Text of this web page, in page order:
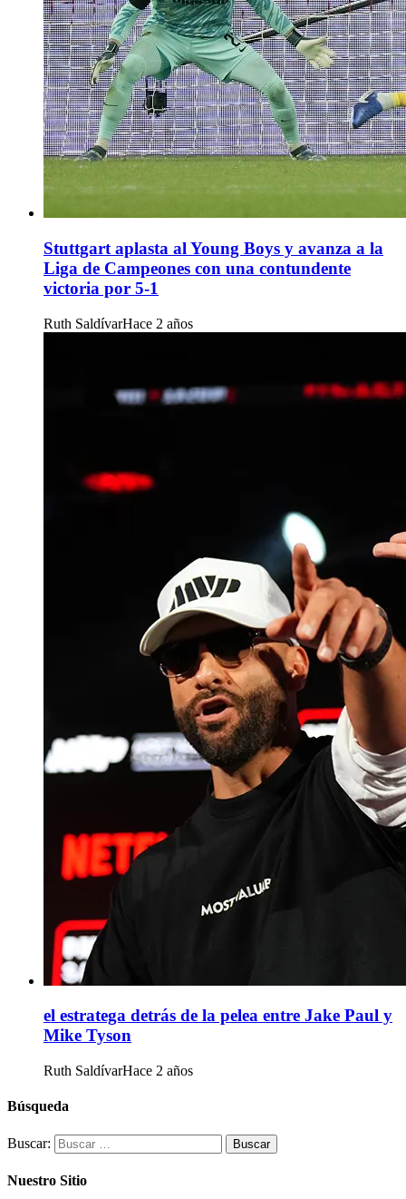
Stuttgart aplasta al Young Boys y avanza a la
Liga de Campeones con una contundente
victoria por 5-1
Ruth SaldívarHace 2 años
el estratega detrás de la pelea entre Jake Paul y
Mike Tyson
Ruth SaldívarHace 2 años
Búsqueda
Buscar:
Nuestro Sitio